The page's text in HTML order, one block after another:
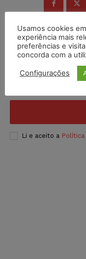
Inscreva-se
Li e aceito a Política
Usamos cookies
experiência mais
preferências e
concorda com a
Configurações